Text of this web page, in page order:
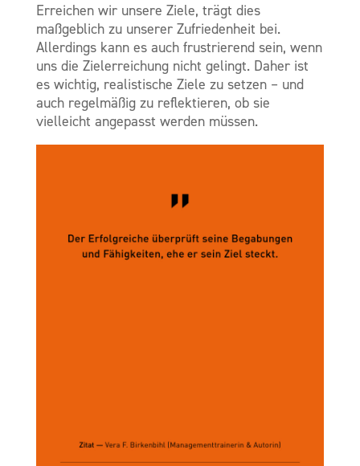
Erreichen wir unsere Ziele, trägt dies
maßgeblich zu unserer Zufriedenheit bei.
Allerdings kann es auch frustrierend sein, wenn
uns die Zielerreichung nicht gelingt. Daher ist
es wichtig, realistische Ziele zu setzen – und
auch regelmäßig zu reflektieren, ob sie
vielleicht angepasst werden müssen.